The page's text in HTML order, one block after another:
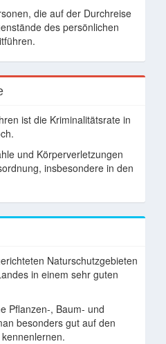
die auf der Durchreise
des persönlichen
ist die Kriminalitätsrate in
und Körperverletzungen
insbesondere in den
Naturschutzgebieten
in einem sehr guten
Pflanzen-, Baum- und
besonders gut auf den